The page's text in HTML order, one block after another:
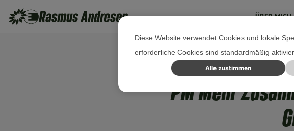
ÜBER MICH
PM Mehr
Diese Website verwendet Cookies und lokale
erforderliche Cookies sind standardmäßig
Alle zustimmen